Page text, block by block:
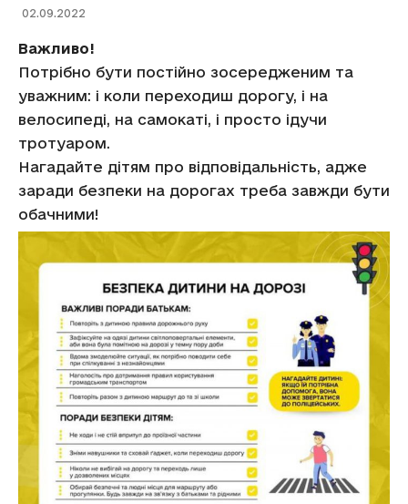
02.09.2022
Важливо!
Потрібно бути постійно зосередженим та
уважним: і коли переходиш дорогу, і на
велосипеді, на самокаті, і просто ідучи
тротуаром.
Нагадайте дітям про відповідальність, адже
заради безпеки на дорогах треба завжди бути
обачними!